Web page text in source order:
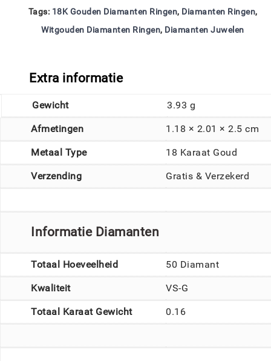
Tags: 18K Gouden Diamanten Ringen, Diamanten Ringen,
Witgouden Diamanten Ringen, Diamanten Juwelen
Extra informatie
Gewicht 3.93 g
Afmetingen 1.18 × 2.01 × 2.5 cm
Metaal Type 18 Karaat Goud
Verzending Gratis & Verzekerd
Informatie Diamanten
Totaal Hoeveelheid 50 Diamant
Kwaliteit VS-G
Totaal Karaat Gewicht 0.16